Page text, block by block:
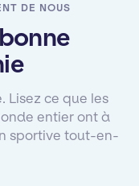
DE NOUS
Lisez ce que les
entier ont à
sportive tout-en-